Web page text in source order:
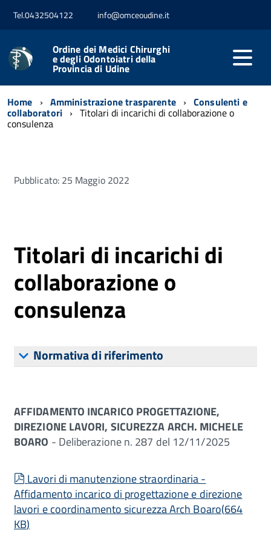
Tel.0432504122 info@omceoudine.it
Ordine dei Medici Chirurghi
e degli Odontoiatri della
Provincia di Udine
Home Amministrazione trasparente Consulenti e
collaboratori Titolari di incarichi di collaborazione o
consulenza
Pubblicato: 25 Maggio 2022
Titolari di incarichi di
collaborazione o
consulenza
Normativa di riferimento
AFFIDAMENTO INCARICO PROGETTAZIONE,
DIREZIONE LAVORI, SICUREZZA ARCH. MICHELE
BOARO - Deliberazione n. 287 del 12/11/2025
pdf
Lavori di manutenzione straordinaria -
Affidamento incarico di progettazione e direzione
lavori e coordinamento sicurezza Arch Boaro(664
KB)